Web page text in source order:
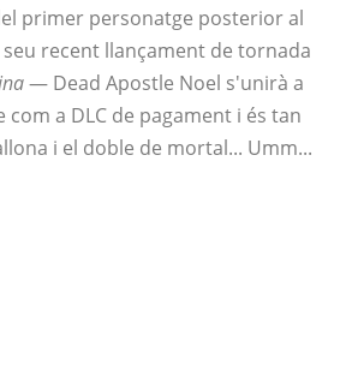
primer personatge posterior al
recent llançament de tornada
— Dead Apostle Noel s'unirà a
a DLC de pagament i és tan
i el doble de mortal... Umm...